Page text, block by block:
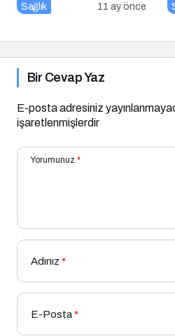
Sağlık 11 ay önce
Bir Cevap Yaz
E-posta adresiniz
işaretlenmişlerdir
Yorumunuz *
Adınız *
E-Posta*